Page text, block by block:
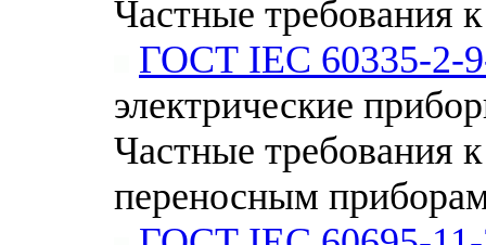
Частные требования
ГОСТ IEC 60335-2-
электрические
Частные требования
переносным